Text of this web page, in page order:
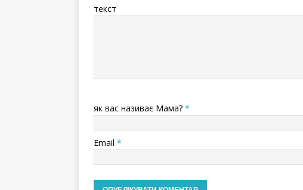
текст
як вас називає Мама? *
Email *